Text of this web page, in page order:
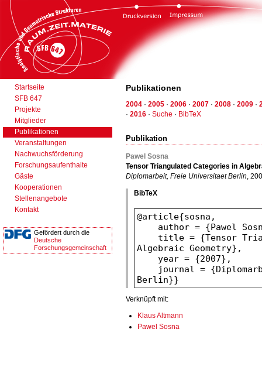
Startseite
SFB 647
Projekte
Mitglieder
Publikationen
Veranstaltungen
Nachwuchsförderung
Forschungsaufenthalte
Gäste
Kooperationen
Stellenangebote
Kontakt
Gefördert durch die
Deutsche
Forschungsgemeinschaft
Publikationen
2004 · 2005 · 2006 · 2007 · 2008 · 2009 ·
· 2016 · Suche · BibTeX
Publikation
Pawel Sosna
Tensor Triangulated Categories in
Diplomarbeit, Freie Universitaet Berlin,
BibTeX
Verknüpft mit:
Klaus Altmann
Pawel Sosna